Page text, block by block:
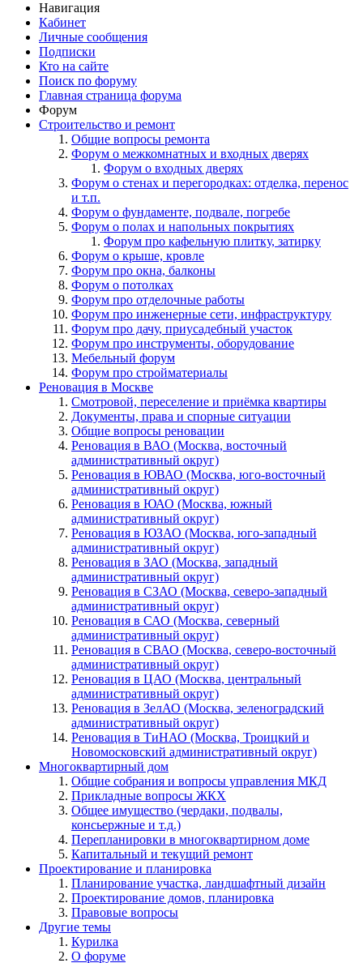
Навигация
Кабинет
Личные сообщения
Подписки
Кто на сайте
Поиск по форуму
Главная страница форума
Форум
Строительство и ремонт
Общие вопросы ремонта
Форум о межкомнатных и входных дверях
Форум о входных дверях
Форум о стенах и перегородках: отделка, перенос
и т.п.
Форум о фундаменте, подвале, погребе
Форум о полах и напольных покрытиях
Форум про кафельную плитку, затирку
Форум о крыше, кровле
Форум про окна, балконы
Форум о потолках
Форум про отделочные работы
Форум про инженерные сети, инфраструктуру
Форум про дачу, приусадебный участок
Форум про инструменты, оборудование
Мебельный форум
Форум про стройматериалы
Реновация в Москве
Смотровой, переселение и приёмка квартиры
Документы, права и спорные ситуации
Общие вопросы реновации
Реновация в ВАО (Москва, восточный
административный округ)
Реновация в ЮВАО (Москва, юго-восточный
административный округ)
Реновация в ЮАО (Москва, южный
административный округ)
Реновация в ЮЗАО (Москва, юго-западный
административный округ)
Реновация в ЗАО (Москва, западный
административный округ)
Реновация в СЗАО (Москва, северо-западный
административный округ)
Реновация в САО (Москва, северный
административный округ)
Реновация в СВАО (Москва, северо-восточный
административный округ)
Реновация в ЦАО (Москва, центральный
административный округ)
Реновация в ЗелАО (Москва, зеленоградский
административный округ)
Реновация в ТиНАО (Москва, Троицкий и
Новомосковский административный округ)
Многоквартирный дом
Общие собрания и вопросы управления МКД
Прикладные вопросы ЖКХ
Общее имущество (чердаки, подвалы,
консьержные и т.д.)
Перепланировки в многоквартирном доме
Капитальный и текущий ремонт
Проектирование и планировка
Планирование участка, ландшафтный дизайн
Проектирование домов, планировка
Правовые вопросы
Другие темы
Курилка
О форуме